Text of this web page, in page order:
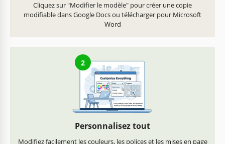
Cliquez sur "Modifier le modèle" pour créer une copie
modifiable dans Google Docs ou télécharger pour Microsoft
Word
2
Personnalisez tout
Modifiez facilement les couleurs, les polices et les mises en page